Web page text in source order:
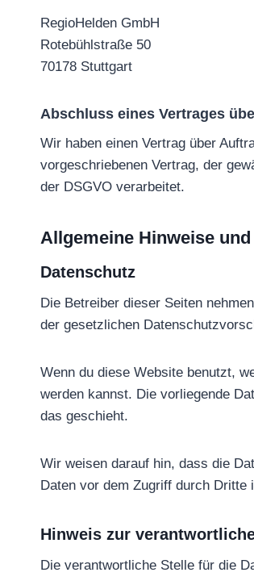
RegioHelden GmbH
Rotebühlstraße 50
70178 Stuttgart
Abschluss eines Vertrages
Wir haben einen Vertrag über
vorgeschriebenen Vertrag, der
der DSGVO verarbeitet.
Allgemeine Hinweise
Datenschutz
Die Betreiber dieser Seiten
der gesetzlichen
Wenn du diese Website benutzt,
werden kannst. Die vorliegende
das geschieht.
Wir weisen darauf hin, dass die
Daten vor dem Zugriff durch Dritte
Hinweis zur
Die verantwortliche Stelle für die